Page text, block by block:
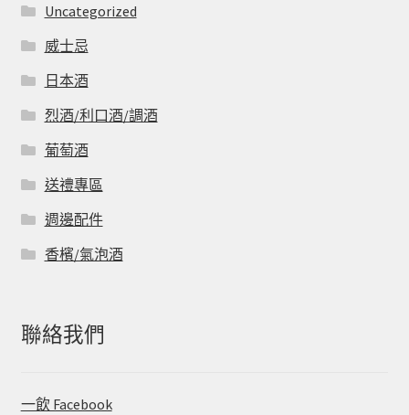
Uncategorized
威士忌
日本酒
烈酒/利口酒/調酒
葡萄酒
送禮專區
週邊配件
香檳/氣泡酒
聯絡我們
一飲 Facebook